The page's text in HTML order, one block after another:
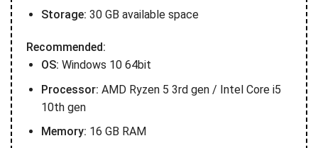
Storage: 30 GB available space
Recommended:
OS: Windows 10 64bit
Processor: AMD Ryzen 5 3rd gen / Intel Core i5
10th gen
Memory: 16 GB RAM